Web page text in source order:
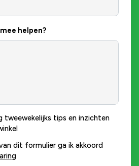
helpen?
tweewekelijks tips en inzichten
dit formulier ga ik akkoord